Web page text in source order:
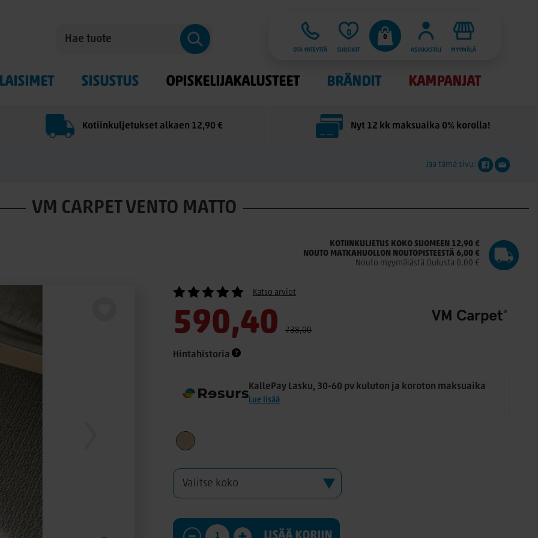
OTA YHTEYTTÄ
0
SUOSIKIT
0
ASIAKASTILI
MYYMÄLÄ
SISUSTUS OPISKELIJAKALUSTEET BRÄNDIT KAMPANJAT
Kotiinkuljetukset alkaen 12,90 € Nyt 12 kk maksuaika 0% korolla!
Jaa tämä sivu:
VM CARPET VENTO MATTO
KOTIINKULJETUS KOKO SUOMEEN 12,90 €
NOUTO MATKAHUOLLON NOUTOPISTEESTÄ 6,00 €
Nouto myymälästä Oulusta 0,00 €
Katso arviot
590,40 738,00
Hintahistoria
KallePay Lasku, 30-60 pv kuluton ja koroton maksuaika
Lue lisää